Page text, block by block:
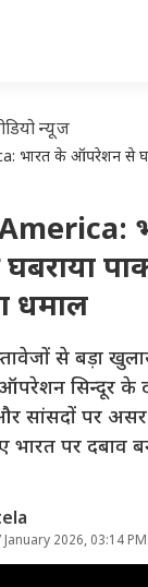
न्यूज
भारत के ऑपरेशन से
धमाल
से बड़ा
सिन्दूर के
सांसदों पर असर
भारत पर दबाव
January 2026, 03:14